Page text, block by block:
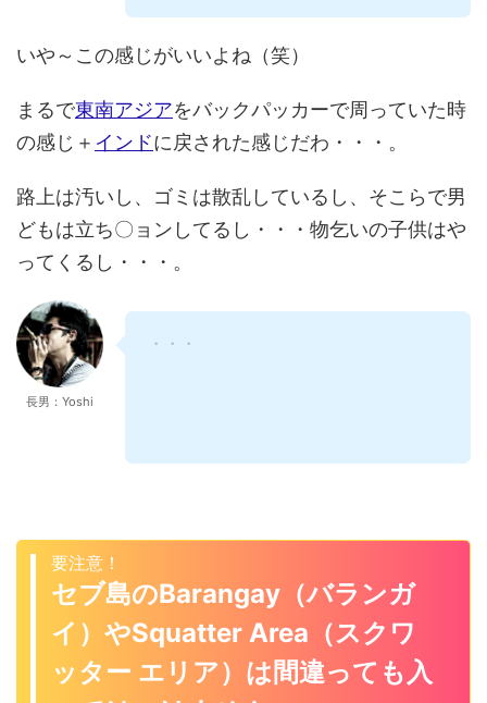
の感じ＋インドに戻された感じだわ・・・。
どもは立ち〇ョンしてるし・・・物乞いの子供はや
ってくるし・・・。
長男：Yoshi
要注意！
セブ島のBarangay（バランガ
イ）やSquatter Area（スクワ
ッター エリア）は間違っても入
ってはいけません